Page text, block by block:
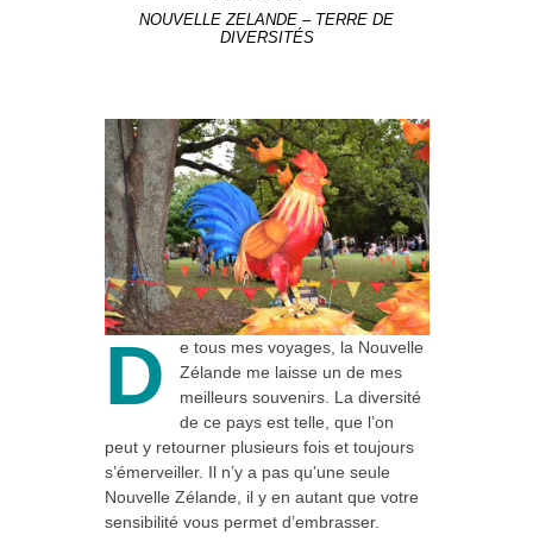
NOUVELLE ZELANDE – TERRE DE
DIVERSITÉS
D
e tous mes voyages, la Nouvelle
Zélande me laisse un de mes
meilleurs souvenirs. La diversité
de ce pays est telle, que l’on
peut y retourner plusieurs fois et toujours
s’émerveiller. Il n’y a pas qu’une seule
Nouvelle Zélande, il y en autant que votre
sensibilité vous permet d’embrasser.